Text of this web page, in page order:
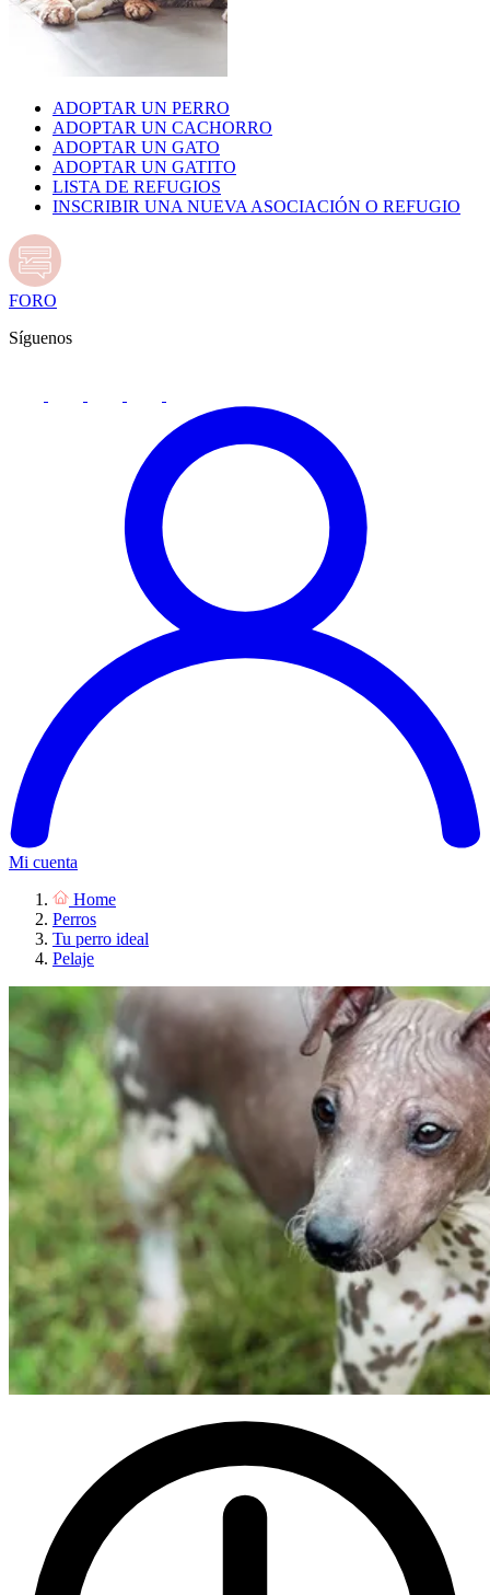
ADOPTAR UN PERRO
ADOPTAR UN CACHORRO
ADOPTAR UN GATO
ADOPTAR UN GATITO
LISTA DE REFUGIOS
INSCRIBIR UNA NUEVA ASOCIACIÓN O REFUGIO
FORO
Síguenos
Mi cuenta
Home
Perros
Tu perro ideal
Pelaje